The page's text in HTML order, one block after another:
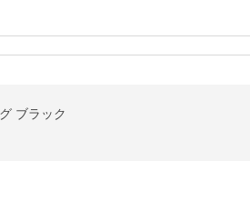
ブラック